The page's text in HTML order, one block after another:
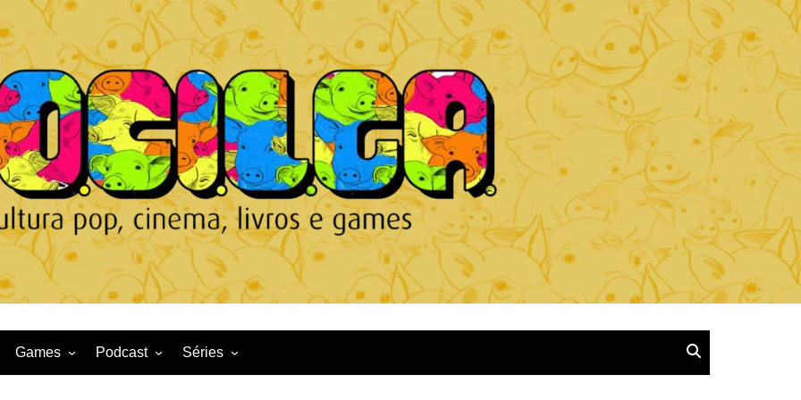
Games Podcast Séries